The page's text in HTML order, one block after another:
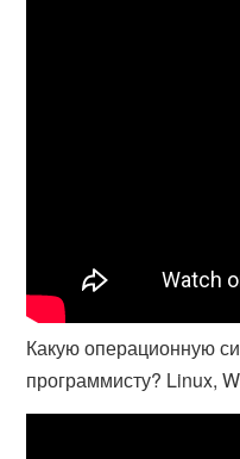
Какую операционную
программисту? Linux,